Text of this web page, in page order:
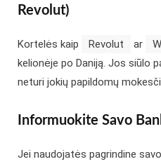
Revolut)
Kortelės kaip Revolut ar
kelionėje po Daniją. Jos siūlo
neturi jokių papildomų
Informuokite Savo
Jei naudojatės pagrindine